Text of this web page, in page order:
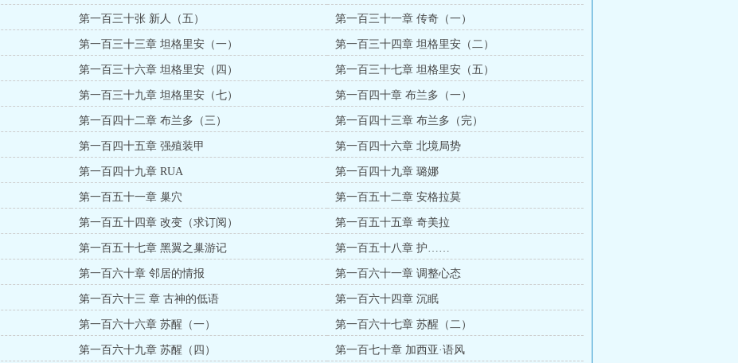
第一百三十张 新人（五） 第一百三十一章 传奇（一）
第一百三十三章 坦格里安（一） 第一百三十四章 坦格里安（二）
第一百三十六章 坦格里安（四） 第一百三十七章 坦格里安（五）
第一百三十九章 坦格里安（七） 第一百四十章 布兰多（一）
第一百四十二章 布兰多（三） 第一百四十三章 布兰多（完）
第一百四十五章 强殖装甲 第一百四十六章 北境局势
第一百四十九章 RUA 第一百四十九章 璐娜
第一百五十一章 巢穴 第一百五十二章 安格拉莫
第一百五十四章 改变（求订阅） 第一百五十五章 奇美拉
第一百五十七章 黑翼之巢游记 第一百五十八章 护……
第一百六十章 邻居的情报 第一百六十一章 调整心态
第一百六十三 章 古神的低语 第一百六十四章 沉眠
第一百六十六章 苏醒（一） 第一百六十七章 苏醒（二）
第一百六十九章 苏醒（四） 第一百七十章 加西亚·语风